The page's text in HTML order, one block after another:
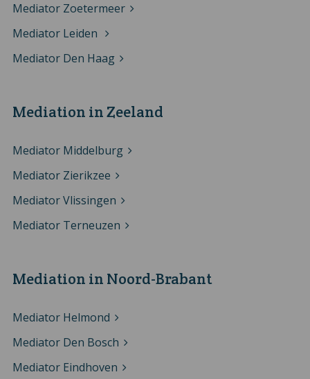
Mediator Zoetermeer
Mediator Leiden
Mediator Den Haag
Mediation in Zeeland
Mediator Middelburg
Mediator Zierikzee
Mediator Vlissingen
Mediator Terneuzen
Mediation in Noord-Brabant
Mediator Helmond
Mediator Den Bosch
Mediator Eindhoven